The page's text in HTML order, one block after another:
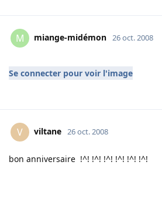
M miange-midémon 26 oct. 2008
Se connecter pour voir l'image
V viltane 26 oct. 2008
bon anniversaire !^! !^! !^! !^! !^! !^!